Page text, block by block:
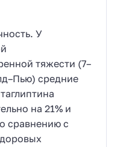
У
тяжести (7–
средние
на 21% и
сравнению с